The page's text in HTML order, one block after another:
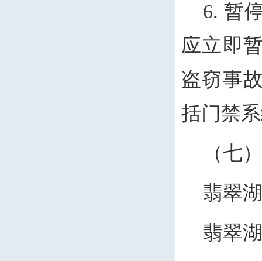
6. 暂
应立即
盗窃事
括门禁
（七
翡翠
翡翠